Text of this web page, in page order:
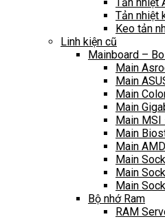
Tản nhiệt
Tản nhiệt
Keo tản
Linh kiện cũ
Mainboard –
Main
Main
Main
Main
Main MSI
Main
Main
Main
Main
Main
Bộ nhớ Ram
RAM